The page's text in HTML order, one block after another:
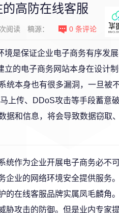
高防在线客服
次阅读 稿源： 0 条评论
境是保证企业电子商务有序发
立的电子商务网站本身在设计
统本身也有很多漏洞，一旦被
上传、DDoS攻击等手段蓄意
据和信息，将会导致数据窃取
作为企业开展电子商务必不
企业的网络环境安全提供服务
的在线客服品牌实属凤毛麟角
胁攻击的防御。但是业内专家